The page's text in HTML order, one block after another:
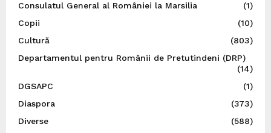
Consulatul General al României la Marsilia
(1)
Copii
(10)
Cultură
(803)
Departamentul pentru Românii de Pretutindeni (DRP)
(14)
DGSAPC
(1)
Diaspora
(373)
Diverse
(588)